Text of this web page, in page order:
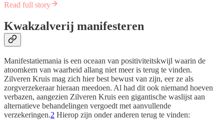
Read full story
Kwakzalverij manifesteren
Manifestatiemania is een oceaan van positiviteitskwijl waarin de
atoomkern van waarheid allang niet meer is terug te vinden.
Zilveren Kruis mag zich hier best bewust van zijn, eer ze als
zorgverzekeraar hieraan meedoen. Al had dit ook niemand hoeven
verbazen, aangezien Zilveren Kruis een gigantische waslijst aan
alternatieve behandelingen vergoedt met aanvullende
verzekeringen.2 Hierop zijn onder anderen terug te vinden: